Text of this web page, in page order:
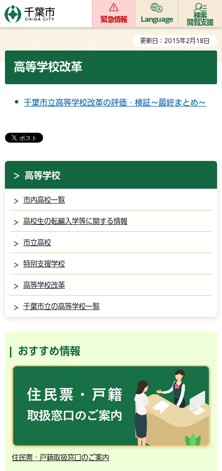
緊急情報 Language
検索
閲覧支援
更新日：2015年2月18日
高等学校改革
千葉市立高等学校改革の評価・検証～最終まとめ～
高等学校
市内高校一覧
高校生の転編入学等に関する情報
市立高校
特別支援学校
高等学校改革
千葉市立の高等学校一覧
おすすめ情報
住民票・戸籍取扱窓口のご案内